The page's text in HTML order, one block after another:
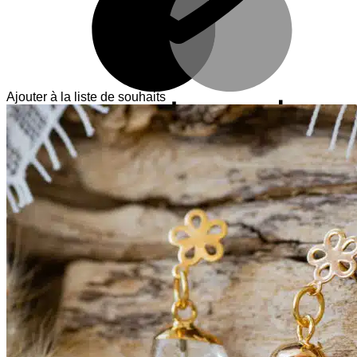
Ajouter à la liste de souhaits